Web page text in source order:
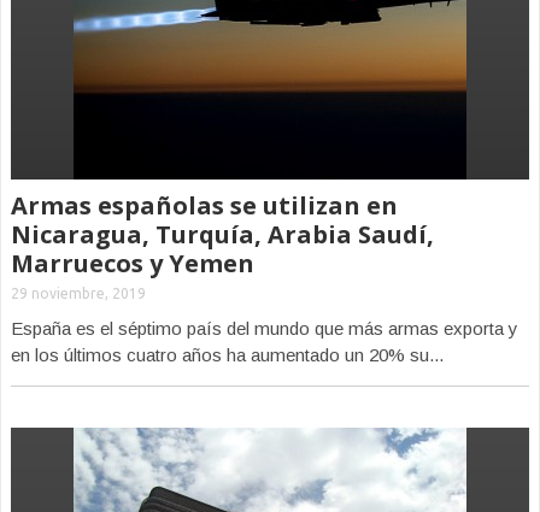
Armas españolas se utilizan en
Nicaragua, Turquía, Arabia Saudí,
Marruecos y Yemen
29 noviembre, 2019
España es el séptimo país del mundo que más armas exporta y
en los últimos cuatro años ha aumentado un 20% su...